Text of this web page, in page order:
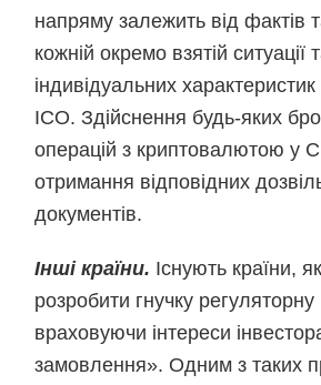
напряму залежить від фактів
кожній окремо взятій ситуації
індивідуальних
ICO. Здійснення будь-яких
операцій з криптовалютою у
отримання відповідних
документів.
Інші країни. Існують країни,
розробити гнучку регуляторну
враховуючи інтереси
замовлення». Одним з таких